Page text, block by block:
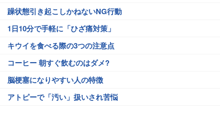
躁状態引き起こしかねないNG行動
1日10分で手軽に「ひざ痛対策」
キウイを食べる際の3つの注意点
コーヒー 朝すぐ飲むのはダメ?
脳梗塞になりやすい人の特徴
アトピーで「汚い」扱いされ苦悩